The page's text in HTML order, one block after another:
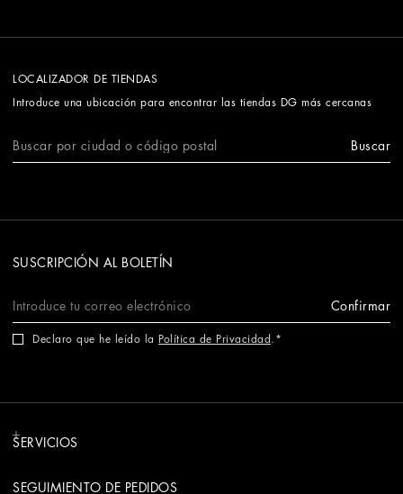
LOCALIZADOR DE TIENDAS
Introduce una ubicación para encontrar las tiendas DG más cercanas
Buscar
SUSCRIPCIÓN AL BOLETÍN
Confirmar
Declaro que he leído la Política de Privacidad .
SERVICIOS
SEGUIMIENTO DE PEDIDOS